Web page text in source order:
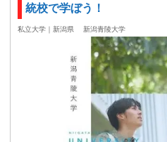
統校で学ぼう！
私立大学｜新潟県 新潟青陵大学